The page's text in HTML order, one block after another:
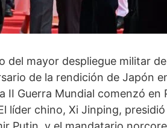
del mayor despliegue militar
de la rendición de Japón
Guerra Mundial comenzó en
líder chino, Xi Jinping,